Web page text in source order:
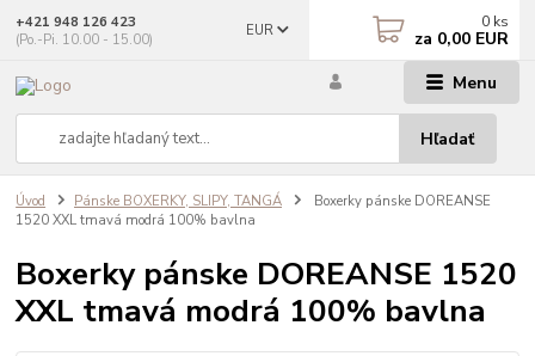
Menu
EUR
Hľadať
+421 948 126 423
(Po.-Pi. 10.00 - 15.00)
0 ks
za 0,00 EUR
Úvod Pánske BOXERKY, SLIPY, TANGÁ
Boxerky pánske DOREANSE
1520 XXL tmavá modrá 100% bavlna
Boxerky pánske DOREANSE 1520
XXL tmavá modrá 100% bavlna